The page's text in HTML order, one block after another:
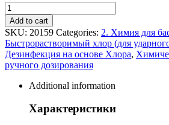
Дихлор
55%,
в
гранулах,
(0200),
1кг
Astralpool
quantity
Add to cart
SKU: 20159 Categories: 2. Химия для
Быстрорастворимый хлор (для
Дезинфекция на основе Хлора,
ручного дозирования
Additional information
Характеристики